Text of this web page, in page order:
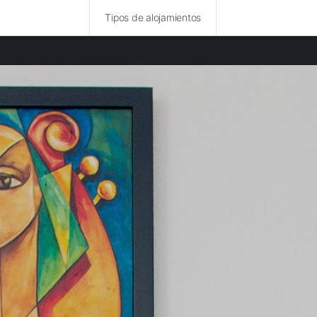
Tipos de alojamientos